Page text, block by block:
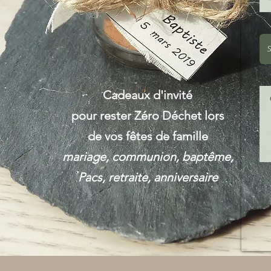
Cadeaux d'invité
pour rester Zéro Déchet lors
de vos fêtes de famille
mariage, communion, baptême,
Pacs, retraite, anniversaire